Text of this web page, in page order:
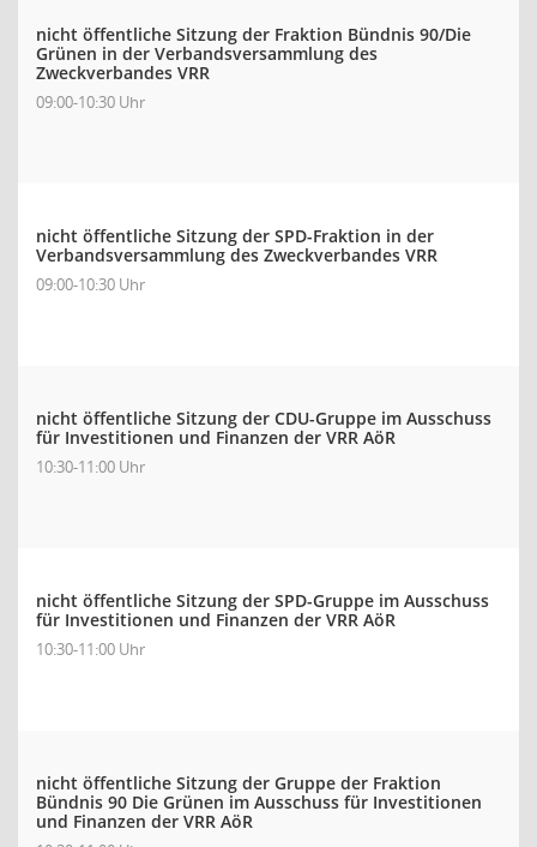
nicht öffentliche Sitzung der Fraktion Bündnis 90/Die
Grünen in der Verbandsversammlung des
Zweckverbandes VRR
09:00-10:30 Uhr
nicht öffentliche Sitzung der SPD-Fraktion in der
Verbandsversammlung des Zweckverbandes VRR
09:00-10:30 Uhr
nicht öffentliche Sitzung der CDU-Gruppe im Ausschuss
für Investitionen und Finanzen der VRR AöR
10:30-11:00 Uhr
nicht öffentliche Sitzung der SPD-Gruppe im Ausschuss
für Investitionen und Finanzen der VRR AöR
10:30-11:00 Uhr
nicht öffentliche Sitzung der Gruppe der Fraktion
Bündnis 90 Die Grünen im Ausschuss für Investitionen
und Finanzen der VRR AöR